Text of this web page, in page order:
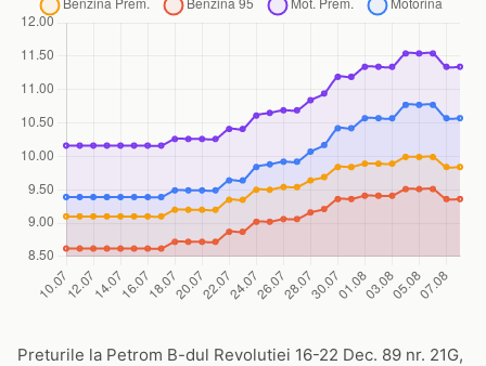
Preturile la Petrom B-dul Revolutiei 16-22 Dec. 89 nr. 21G,